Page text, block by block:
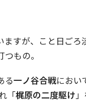
すが、こと日ごろ
もの。
る一ノ谷合戦におい
「梶原の二度駆け